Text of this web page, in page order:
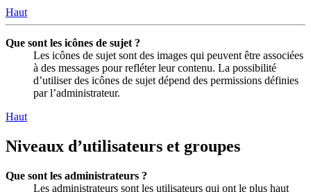
Haut
Que sont les icônes de sujet ?
Les icônes de sujet sont des images qui peuvent être associées
à des messages pour refléter leur contenu. La possibilité
d’utiliser des icônes de sujet dépend des permissions définies
par l’administrateur.
Haut
Niveaux d’utilisateurs et groupes
Que sont les administrateurs ?
Les administrateurs sont les utilisateurs qui ont le plus haut